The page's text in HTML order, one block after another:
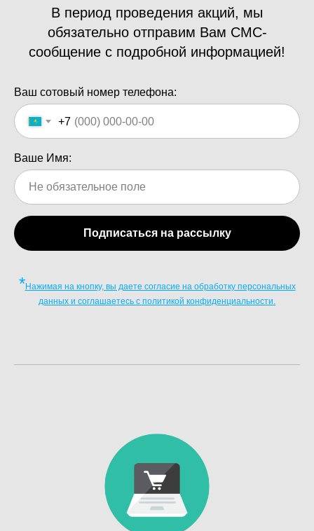
В период проведения акций, мы
обязательно отправим Вам СМС-
сообщение с подробной информацией!
Ваш сотовый номер телефона:
+7
Ваше Имя:
Подписаться на рассылку
*Нажимая на кнопку, вы даете согласие на обработку персональных
данных и соглашаетесь c политикой конфиденциальности.